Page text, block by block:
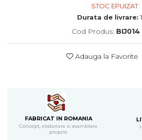
Cadouri pentru tata
Cadouri pentru bunici
Cadouri personalizate pentru nasi
Bijuterii
CERCEI ZAMAC
STOC EPUIZAT
Durata de livrare: 1
Cod Produs: BIJ014
Adauga la Favorite
FABRICAT IN ROMANIA
Concept, elaborare si asamblare
proprie